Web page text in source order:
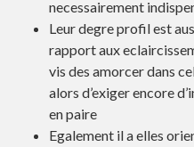
necessairement
Leur degre profil est
rapport aux
vis des amorcer dans
alors d’exiger encore
en paire
Egalement il a elles